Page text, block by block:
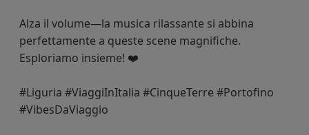
Alza il volume—la musica rilassante si abbina
perfettamente a queste scene magnifiche.
Esploriamo insieme! ❤️
#Liguria #ViaggiInItalia #CinqueTerre #Portofino
#VibesDaViaggio